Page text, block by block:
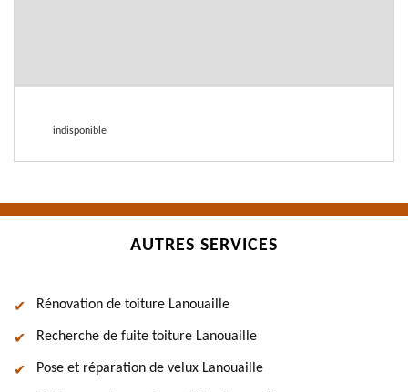
indisponible
AUTRES SERVICES
Rénovation de toiture Lanouaille
Recherche de fuite toiture Lanouaille
Pose et réparation de velux Lanouaille